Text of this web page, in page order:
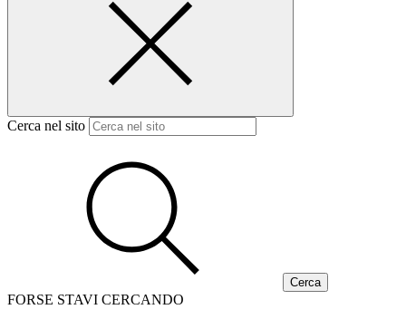
Cerca nel sito
FORSE STAVI CERCANDO